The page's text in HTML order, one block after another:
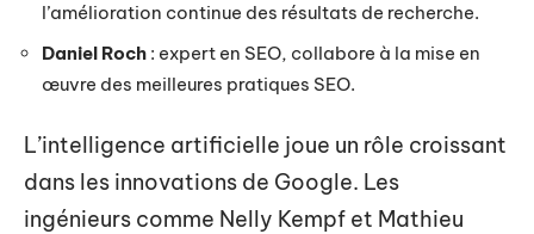
l’amélioration continue des résultats de recherche.
Daniel Roch : expert en SEO, collabore à la mise en
œuvre des meilleures pratiques SEO.
L’intelligence artificielle joue un rôle croissant
dans les innovations de Google. Les
ingénieurs comme Nelly Kempf et Mathieu